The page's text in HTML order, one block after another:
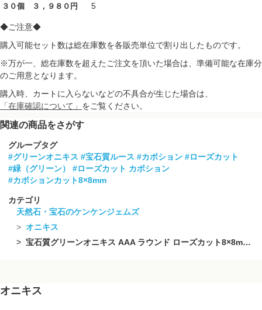
３０個 ３，９８０円 5
◆ご注意◆
購入可能セット数は総在庫数を各販売単位で割り出したものです。
※万が一、総在庫数を超えたご注文を頂いた場合は、準備可能な在庫分
のご用意となります。
購入時、カートに入らないなどの不具合が生じた場合は、
「在庫確認について」 をご覧ください。
関連の商品をさがす
グループタグ
#グリーンオニキス #宝石質ルース #カボション #ローズカット
#緑（グリーン）
#ローズカット カボション
#カボションカット8×8mm
カテゴリ
天然石・宝石のケンケンジェムズ
オニキス
宝石質グリーンオニキス AAA ラウンド ローズカット8×8mm 3個
オニキス